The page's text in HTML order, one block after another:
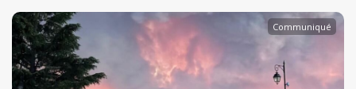
Communiqué